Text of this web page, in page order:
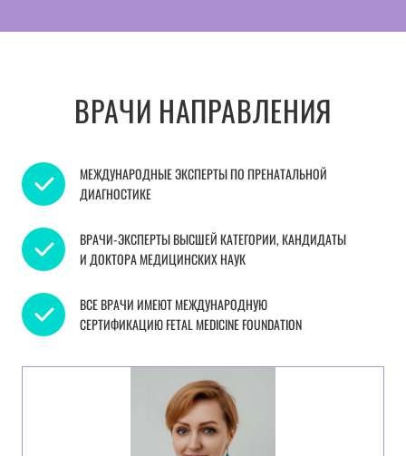
ВРАЧИ НАПРАВЛЕНИЯ
МЕЖДУНАРОДНЫЕ ЭКСПЕРТЫ ПО ПРЕНАТАЛЬНОЙ
ДИАГНОСТИКЕ
ВРАЧИ-ЭКСПЕРТЫ ВЫСШЕЙ КАТЕГОРИИ, КАНДИДАТЫ
И ДОКТОРА МЕДИЦИНСКИХ НАУК
ВСЕ ВРАЧИ ИМЕЮТ МЕЖДУНАРОДНУЮ
СЕРТИФИКАЦИЮ FETAL MEDICINE FOUNDATION